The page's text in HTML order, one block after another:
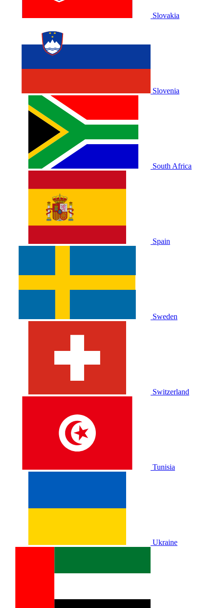
Slovakia
Slovenia
South Africa
Spain
Sweden
Switzerland
Tunisia
Ukraine